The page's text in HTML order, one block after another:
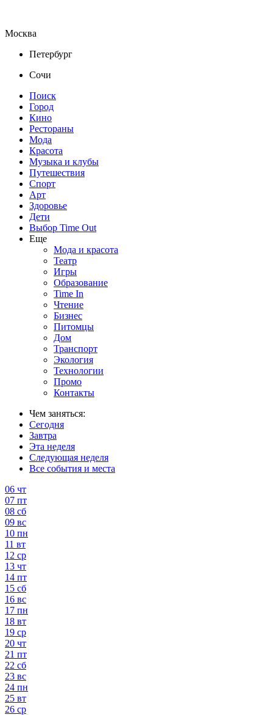
Москва
Петербург
Сочи
Поиск
Город
Кино
Рестораны
Мода
Красота
Музыка и клубы
Путешествия
Спорт
Арт
Здоровье
Дети
Выбор Time Out
Еще
Мода и красота
Театр
Игры
Образование
Time In
Чтение
Бизнес
Питомцы
Дом
Транспорт
Экология
Технологии
Промо
Контакты
Чем заняться:
Сегодня
Завтра
Эта неделя
Следующая неделя
Все события и места
06 чт
07 пт
08 сб
09 вс
10 пн
11 вт
12 ср
13 чт
14 пт
15 сб
16 вс
17 пн
18 вт
19 ср
20 чт
21 пт
22 сб
23 вс
24 пн
25 вт
26 ср